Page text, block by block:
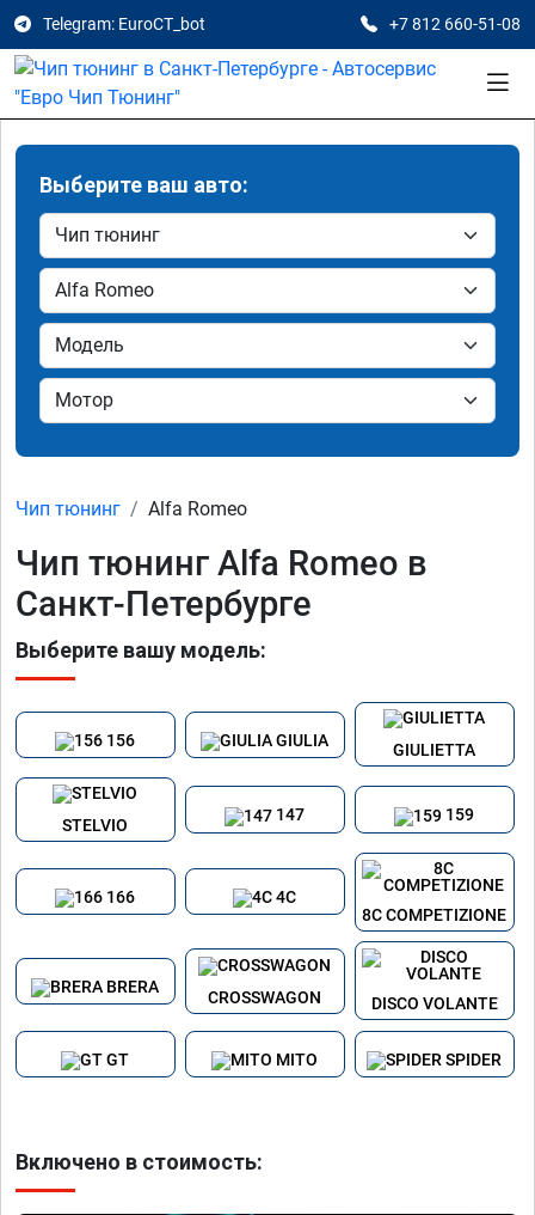
Telegram: EuroCT_bot +7 812 660-51-08
Выберите ваш авто:
Чип тюнинг Alfa Romeo
Чип тюнинг Alfa Romeo в
Санкт-Петербурге
Выберите вашу модель:
156 GIULIA
GIULIETTA
STELVIO
147 159
166
4C
8C COMPETIZIONE
BRERA
CROSSWAGON DISCO VOLANTE
GT MITO SPIDER
Включено в стоимость: